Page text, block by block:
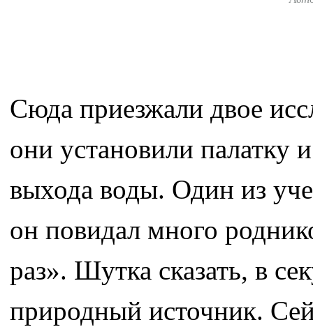
Сюда приезжали двое
они установили палатку
выхода воды. Один из
он повидал много
раз». Шутка сказать, в
природный источник.